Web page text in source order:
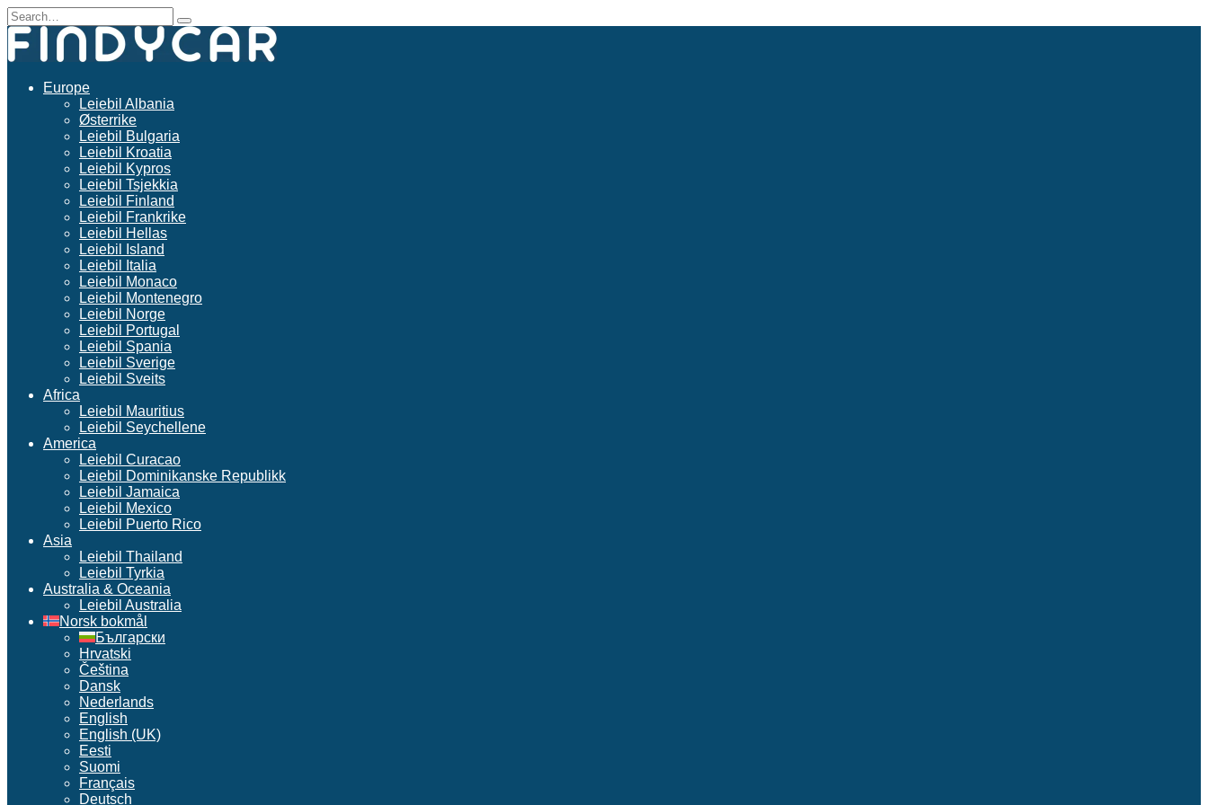
Skip
to
content
Search
for:
Europe
Leiebil Albania
Østerrike
Leiebil Bulgaria
Leiebil Kroatia
Leiebil Kypros
Leiebil Tsjekkia
Leiebil Finland
Leiebil Frankrike
Leiebil Hellas
Leiebil Island
Leiebil Italia
Leiebil Monaco
Leiebil Montenegro
Leiebil Norge
Leiebil Portugal
Leiebil Spania
Leiebil Sverige
Leiebil Sveits
Africa
Leiebil Mauritius
Leiebil Seychellene
America
Leiebil Curacao
Leiebil Dominikanske Republikk
Leiebil Jamaica
Leiebil Mexico
Leiebil Puerto Rico
Asia
Leiebil Thailand
Leiebil Tyrkia
Australia & Oceania
Leiebil Australia
Norsk bokmål
Български
Hrvatski
Čeština
Dansk
Nederlands
English
English (UK)
Eesti
Suomi
Français
Deutsch